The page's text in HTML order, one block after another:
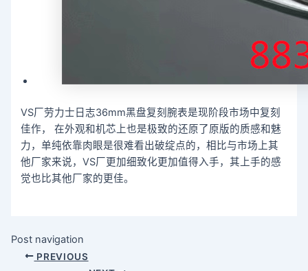
VS厂劳力士日志36mm黑盘复刻腕表是现阶段市场中复刻
佳作， 在外观和机芯上也是极致的还原了原版的质感和魅
力，单纯依靠肉眼是很难看出破绽点的，相比与市场上其
他厂家来说，VS厂更加细致化更加值得入手，其上手的感
觉也比其他厂家的更佳。
Post navigation
PREVIOUS